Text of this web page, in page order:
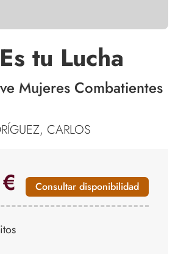
tu Lucha
Mujeres Combatientes
CARLOS
Consultar disponibilidad